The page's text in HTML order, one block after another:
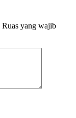
Ruas yang wajib